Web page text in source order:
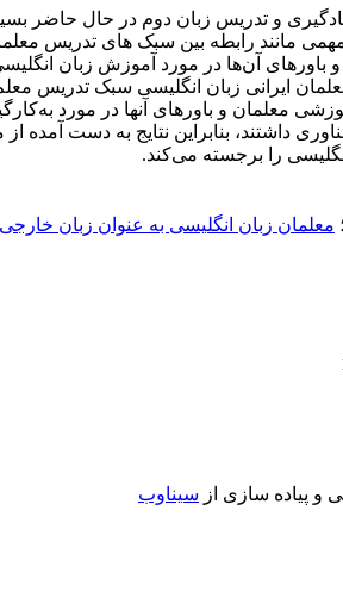
و تدریس زبان دوم در حال حاضر
مانند رابطه بین سبک ‌های تدریس
و باورهای آن‌ها در مورد آموزش
ایرانی زبان انگلیسی سبک تدریس
معلمان و باورهای آنها در مورد
داشتند، بنابراین نتایج به دست
را برجسته می‌کند.
؛ معلمان زبان انگلیسی به عنوان زبان خارجی
و پیاده سازی از سیناوب